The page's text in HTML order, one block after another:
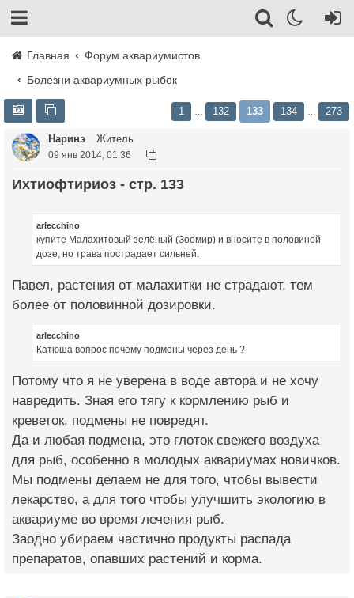
Главная
Форум аквариумистов
Болезни аквариумных рыбок
1 132 133 134 273
Наринэ Житель
09 янв 2014, 01:36
Ихтиофтириоз - стр. 133
arlecchino
купите Малахитовый зелёный (Зоомир) и вносите в половиной
дозе, но трава пострадает сильней.
Павел, растения от малахитки не страдают, тем
более от половинной дозировки.
arlecchino
Катюша вопрос почему подмены через день ?
Потому что я не уверена в воде автора и не хочу
навредить. Зная его тягу к кормлению рыб и
креветок, подмены не повредят.
Да и любая подмена, это глоток свежего воздуха
для рыб, особенно в молодых аквариумах новичков.
Мы подмены делаем не для того, чтобы вывести
лекарство, а для того чтобы улучшить экологию в
аквариуме во время лечения рыб.
Заодно убираем частично продукты распада
препаратов, опавших растений и корма.